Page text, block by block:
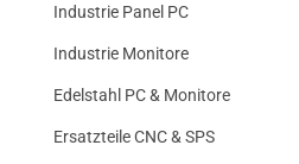
Industrie Panel PC
Industrie Monitore
Edelstahl PC & Monitore
Ersatzteile CNC & SPS